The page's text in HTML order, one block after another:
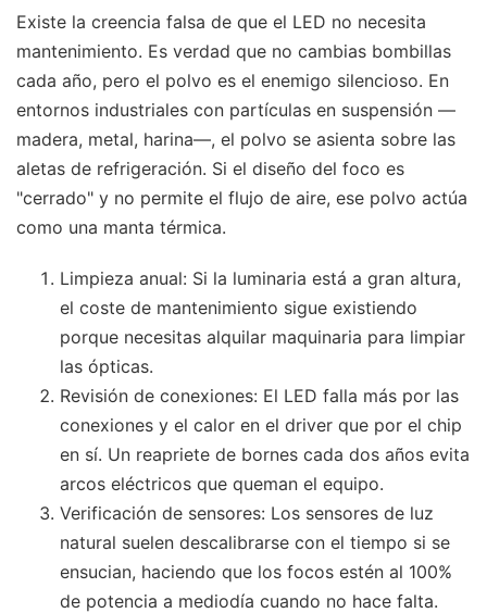
Existe la creencia falsa de que el LED no necesita
mantenimiento. Es verdad que no cambias bombillas
cada año, pero el polvo es el enemigo silencioso. En
entornos industriales con partículas en suspensión —
madera, metal, harina—, el polvo se asienta sobre las
aletas de refrigeración. Si el diseño del foco es
"cerrado" y no permite el flujo de aire, ese polvo actúa
como una manta térmica.
Limpieza anual: Si la luminaria está a gran altura,
el coste de mantenimiento sigue existiendo
porque necesitas alquilar maquinaria para limpiar
las ópticas.
Revisión de conexiones: El LED falla más por las
conexiones y el calor en el driver que por el chip
en sí. Un reapriete de bornes cada dos años evita
arcos eléctricos que queman el equipo.
Verificación de sensores: Los sensores de luz
natural suelen descalibrarse con el tiempo si se
ensucian, haciendo que los focos estén al 100%
de potencia a mediodía cuando no hace falta.